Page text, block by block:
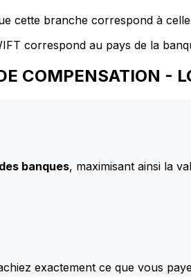
cette branche correspond à
correspond au pays de la
COMPENSATION -
banques, maximisant ainsi la
exactement ce que vous